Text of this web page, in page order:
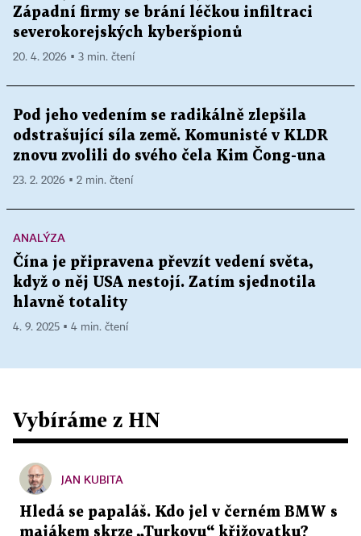
Západní firmy se brání léčkou infiltraci
severokorejských kyberšpionů
20. 4. 2026 ▪ 3 min. čtení
Pod jeho vedením se radikálně zlepšila
odstrašující síla země. Komunisté v KLDR
znovu zvolili do svého čela Kim Čong-una
23. 2. 2026 ▪ 2 min. čtení
ANALÝZA
Čína je připravena převzít vedení světa,
když o něj USA nestojí. Zatím sjednotila
hlavně totality
4. 9. 2025 ▪ 4 min. čtení
Vybíráme z HN
JAN KUBITA
Hledá se papaláš. Kdo jel v černém BMW s
majákem skrze „Turkovu“ křižovatku?